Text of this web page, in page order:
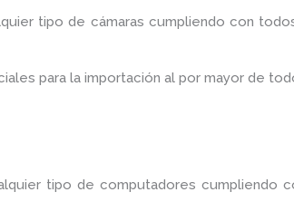
tipo de cámaras cumpliendo con
para la importación al por mayor de
tipo de computadores cumpliendo